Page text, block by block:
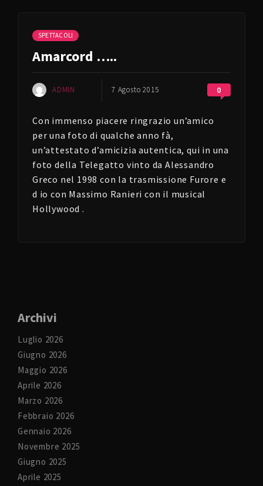
SPETTACOLI
Amarcord …..
ADMIN 7 Agosto 2015 0
Con immenso piacere ringrazio un’amico
per una foto di qualche anno fà,
un’attestato d’amicizia autentica, qui in una
foto della Telegatto vinto da Alessandro
Greco nel 1998 con la trasmissione Furore e
d io con Massimo Ranieri con il musical
Hollywood .
Archivi
Luglio 2026
Giugno 2026
Maggio 2026
Aprile 2026
Marzo 2026
Febbraio 2026
Gennaio 2026
Novembre 2025
Giugno 2025
Aprile 2025